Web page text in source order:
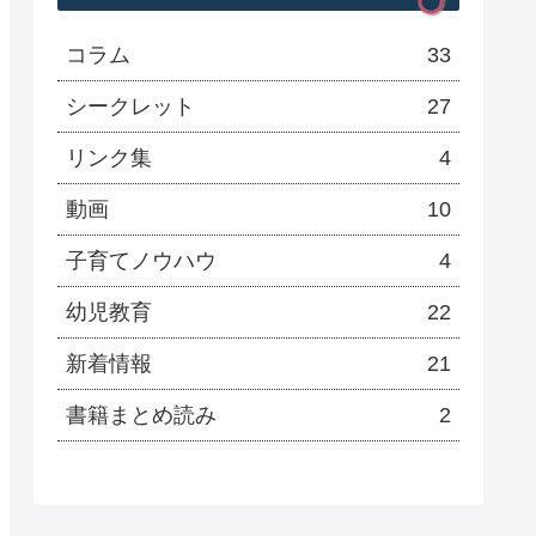
コラム 33
シークレット 27
リンク集 4
動画 10
子育てノウハウ 4
幼児教育 22
新着情報 21
書籍まとめ読み 2